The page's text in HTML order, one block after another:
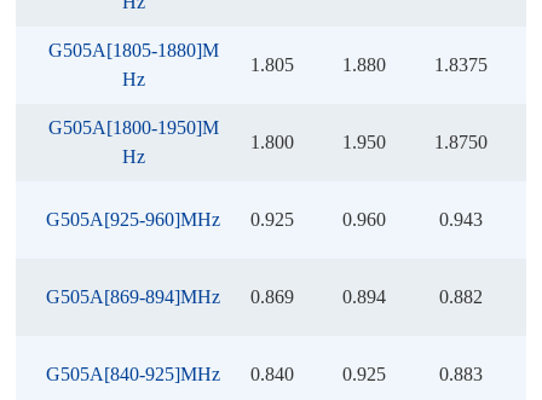
G505A[1805-1880]M
Hz
1.805 1.880 1.8375
G505A[1800-1950]M
Hz
1.800 1.950 1.8750
G505A[925-960]MHz 0.925 0.960 0.943
G505A[869-894]MHz 0.869 0.894 0.882
G505A[840-925]MHz 0.840 0.925 0.883